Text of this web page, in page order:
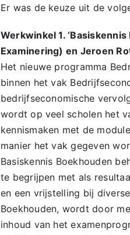
Er was de keuze uit de
Werkwinkel 1.
Examinering) en Jeroen
Het nieuwe programma
binnen het vak
bedrijfseconomische
wordt op veel scholen het
kennismaken met de
manier het vak gegeven
Basiskennis Boekhouden
te begrijpen met als
en een vrijstelling bij
Boekhouden, wordt door
inhoud van het